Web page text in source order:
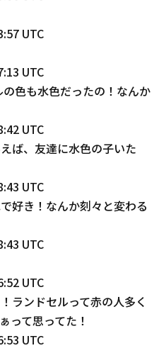
UTC
UTC
色も水色だったの！なんか
UTC
ば、友達に水色の子いた
UTC
好き！なんか刻々と変わる
UTC
UTC
ランドセルって赤の人多く
って思ってた！
UTC